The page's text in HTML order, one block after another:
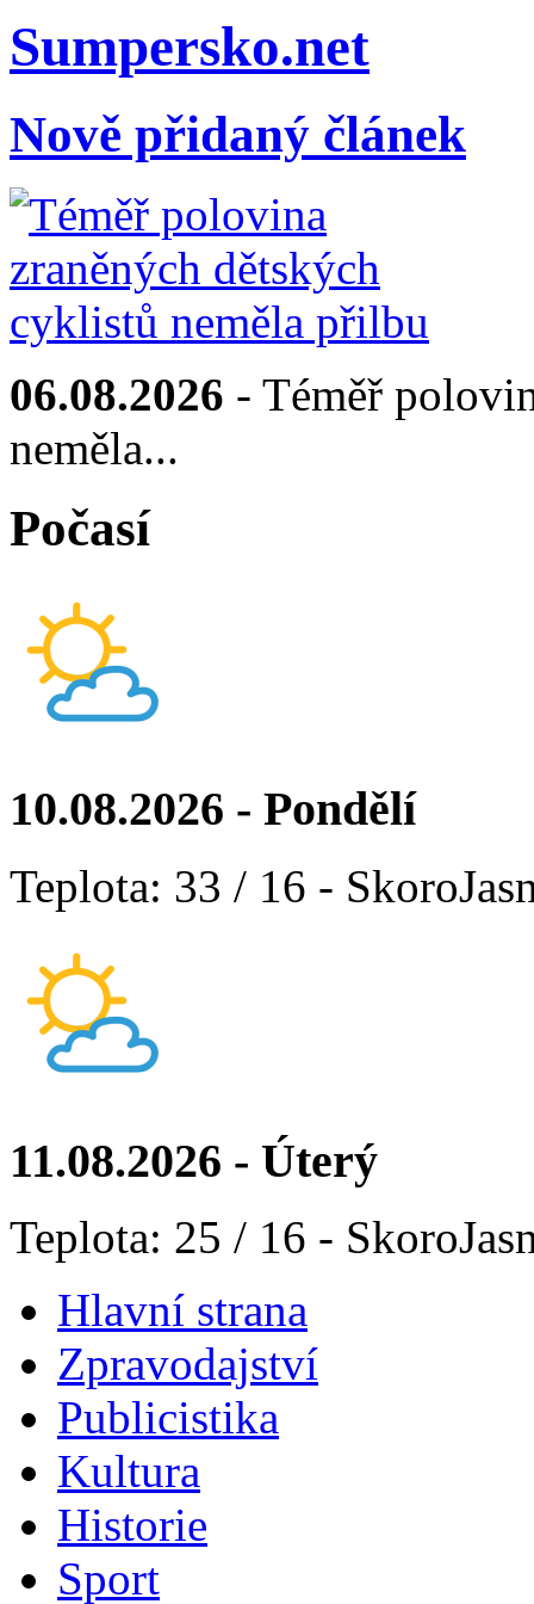
Sumpersko.net
Nově přidaný článek
06.08.2026 - Téměř
neměla...
Počasí
10.08.2026 - Pondělí
Teplota: 33 / 16 -
11.08.2026 - Úterý
Teplota: 25 / 16 -
Hlavní strana
Zpravodajství
Publicistika
Kultura
Historie
Sport